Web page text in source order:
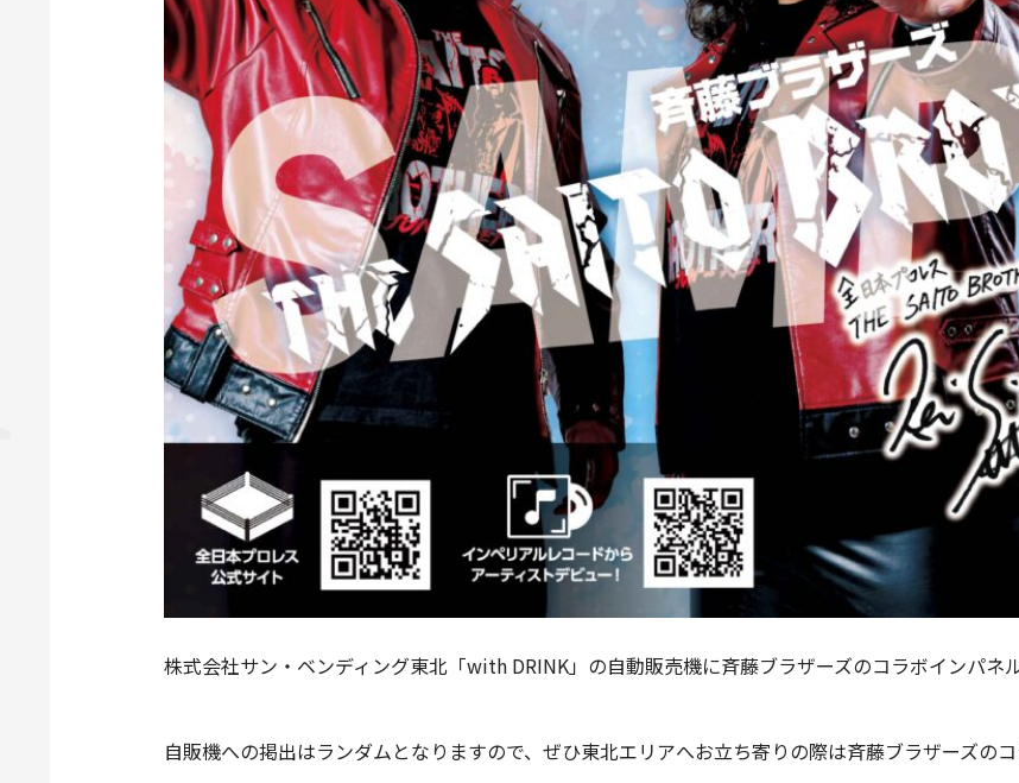
株式会社サン・ベンディング東北「with DRINK」の自動販売機に斉藤ブラザーズのコラボインパネ
自販機への掲出はランダムとなりますので、ぜひ東北エリアへお立ち寄りの際は斉藤ブラザーズの